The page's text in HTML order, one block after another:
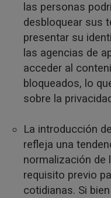
las personas
desbloquear sus
presentar su
las agencias de
acceder al
bloqueados, lo
sobre la
La introducción
refleja una
normalización de
requisito previo
cotidianas. Si